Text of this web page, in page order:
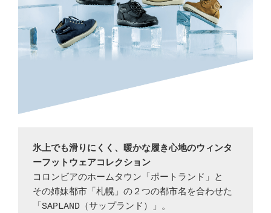
氷上でも滑りにくく、暖かな履き心地のウィンタ
ーフットウェアコレクション
コロンビアのホームタウン「ポートランド」と
その姉妹都市「札幌」の２つの都市名を合わせた
「SAPLAND（サップランド）」。